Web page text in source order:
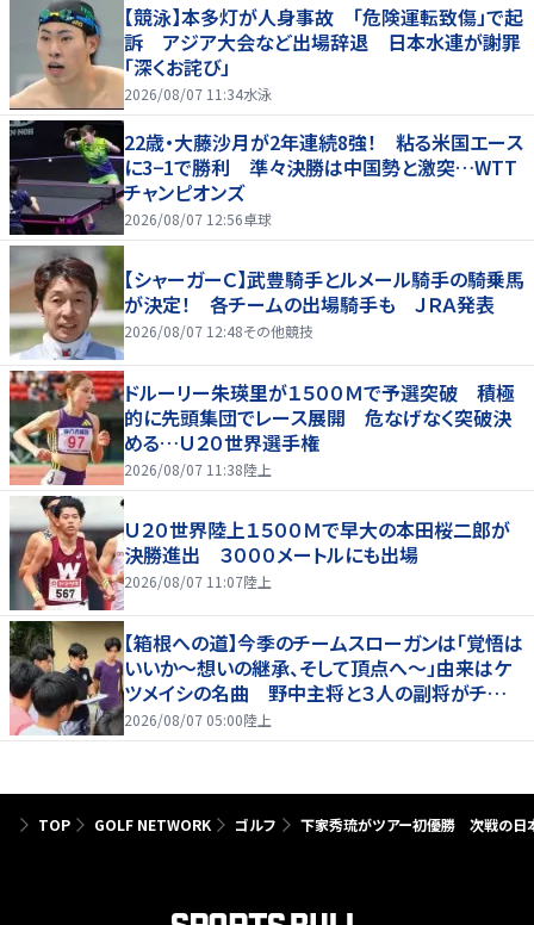
【競泳】本多灯が人身事故 「危険運転致傷」で起
訴 アジア大会など出場辞退 日本水連が謝罪
「深くお詫び」
2026/08/07 11:34水泳
22歳・大藤沙月が2年連続8強！ 粘る米国エース
に3−1で勝利 準々決勝は中国勢と激突…WTT
チャンピオンズ
2026/08/07 12:56卓球
【シャーガーＣ】武豊騎手とルメール騎手の騎乗馬
が決定！ 各チームの出場騎手も ＪＲＡ発表
2026/08/07 12:48その他競技
ドルーリー朱瑛里が１５００Ｍで予選突破 積極
的に先頭集団でレース展開 危なげなく突破決
める…Ｕ２０世界選手権
2026/08/07 11:38陸上
Ｕ２０世界陸上１５００Ｍで早大の本田桜二郎が
決勝進出 ３０００メートルにも出場
2026/08/07 11:07陸上
【箱根への道】今季のチームスローガンは「覚悟は
いいか～想いの継承、そして頂点へ～」由来はケ
ツメイシの名曲 野中主将と３人の副将がチーム
を引っ張る…夏合宿特集第１弾、国学院大
2026/08/07 05:00陸上
TOP GOLF NETWORK ゴルフ 下家秀琉がツアー初優勝 次戦の日本